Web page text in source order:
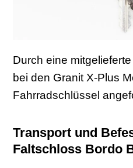
Durch eine
bei den Granit X-Plus
Fahrradschlüssel
Transport und
Faltschloss Bordo